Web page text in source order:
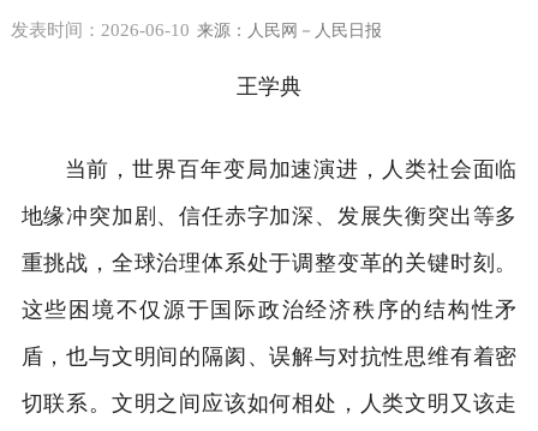
发表时间：2026-06-10 来源：人民网－人民日报
王学典
当前，世界百年变局加速演进，人类社会面临
地缘冲突加剧、信任赤字加深、发展失衡突出等多
重挑战，全球治理体系处于调整变革的关键时刻。
这些困境不仅源于国际政治经济秩序的结构性矛
盾，也与文明间的隔阂、误解与对抗性思维有着密
切联系。文明之间应该如何相处，人类文明又该走